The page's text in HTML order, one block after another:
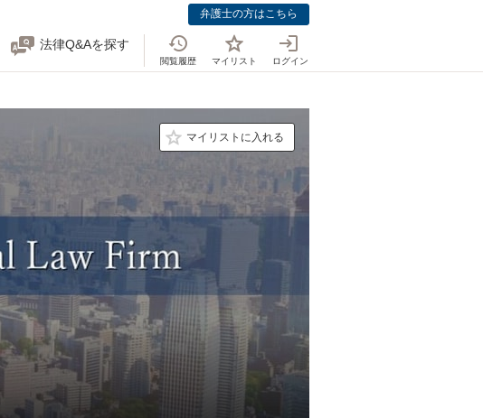
弁護士の方はこちら
法律Q&Aを探す
閲覧履歴 マイリスト ログイン
マイリストに入れる